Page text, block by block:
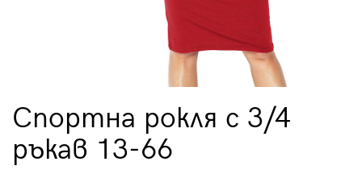
Спортна рокля с 3/4
ръкав 13-66